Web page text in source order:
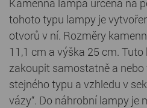
tohoto typu lampy je
otvorů v ní. Rozměry
11,1 cm a výška 25 cm.
zakoupit samostatně a
stejného typu a vzhledu v
vázy“. Do náhrobní lampy je